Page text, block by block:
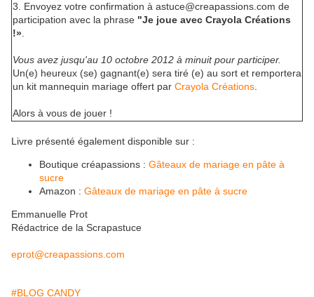
3. Envoyez votre confirmation à astuce@creapassions.com de
participation avec la phrase "Je joue avec Crayola Créations
!»
Vous avez jusqu'au 10 octobre 2012 à minuit pour participer.
Un(e) heureux (se) gagnant(e) sera tiré (e) au sort et remportera
un kit mannequin mariage offert par Crayola Créations
Alors à vous de jouer !
Livre présenté également disponible sur :
Boutique créapassions : Gâteaux de mariage en pâte à
sucre
Amazon : Gâteaux de mariage en pâte à sucre
Emmanuelle Prot
Rédactrice de la Scrapastuce
eprot@creapassions.com
#BLOG CANDY